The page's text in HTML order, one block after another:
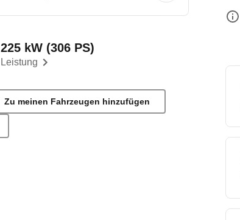
Leistung
225 kW (306 PS)
Zu meinen Fahrzeugen hinzufügen